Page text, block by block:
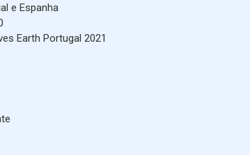
e Espanha
Earth Portugal 2021